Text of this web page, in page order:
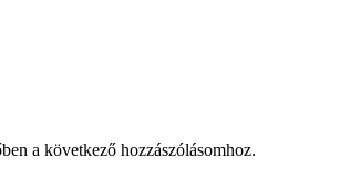
a következő hozzászólásomhoz.